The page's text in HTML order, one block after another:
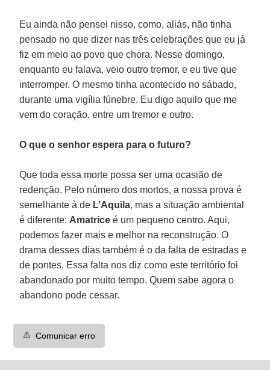
Eu ainda não pensei nisso, como, aliás, não tinha
pensado no que dizer nas três celebrações que eu já
fiz em meio ao povo que chora. Nesse domingo,
enquanto eu falava, veio outro tremor, e eu tive que
interromper. O mesmo tinha acontecido no sábado,
durante uma vigília fúnebre. Eu digo aquilo que me
vem do coração, entre um tremor e outro.
O que o senhor espera para o futuro?
Que toda essa morte possa ser uma ocasião de
redenção. Pelo número dos mortos, a nossa prova é
semelhante à de L’Aquila, mas a situação ambiental
é diferente: Amatrice é um pequeno centro. Aqui,
podemos fazer mais e melhor na reconstrução. O
drama desses dias também é o da falta de estradas e
de pontes. Essa falta nos diz como este território foi
abandonado por muito tempo. Quem sabe agora o
abandono pode cessar.
⚠️ Comunicar erro